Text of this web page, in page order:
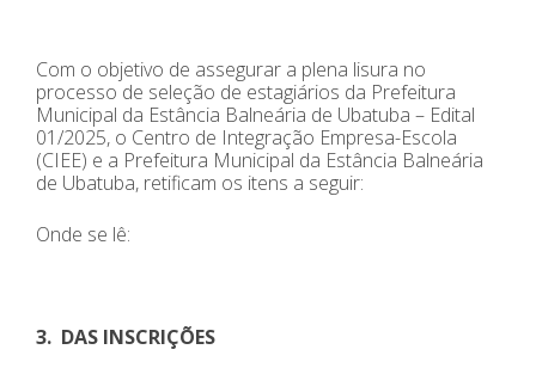
Com o objetivo de assegurar a plena lisura no
processo de seleção de estagiários da Prefeitura
Municipal da Estância Balneária de Ubatuba – Edital
01/2025, o Centro de Integração Empresa-Escola
(CIEE) e a Prefeitura Municipal da Estância Balneária
de Ubatuba, retificam os itens a seguir:
Onde se lê:
3. DAS INSCRIÇÕES